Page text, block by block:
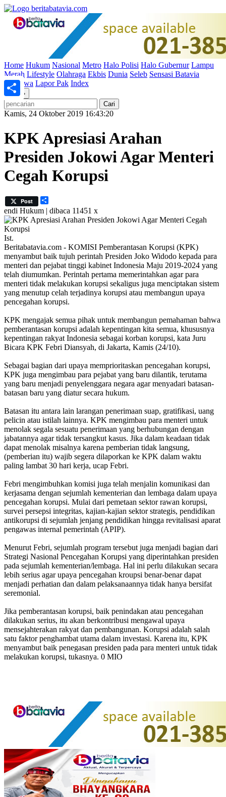
Home Hukum Nasional Metro Halo Polisi Halo Gubernur Lampu
Merah Lifestyle Olahraga Ekbis Dunia Seleb Sensasi Batavia
Peristiwa Lapor Pak Index
»
Kamis, 24 Oktober 2019 16:43:20
KPK Apresiasi Arahan
Presiden Jokowi Agar Menteri
Cegah Korupsi
Post
endi Hukum | dibaca 11451 x
Ist.
Beritabatavia.com - KOMISI Pemberantasan Korupsi (KPK)
menyambut baik tujuh perintah Presiden Joko Widodo kepada para
menteri dan pejabat tinggi kabinet Indonesia Maju 2019-2024 yang
telah diumumkan. Perintah pertama memerintahkan agar para
menteri tidak melakukan korupsi sekaligus juga menciptakan sistem
yang menutup celah terjadinya korupsi atau membangun upaya
pencegahan korupsi.
KPK mengajak semua pihak untuk membangun pemahaman bahwa
pemberantasan korupsi adalah kepentingan kita semua, khususnya
kepentingan rakyat Indonesia sebagai korban korupsi, kata Juru
Bicara KPK Febri Diansyah, di Jakarta, Kamis (24/10).
Sebagai bagian dari upaya memprioritaskan pencegahan korupsi,
KPK juga mengimbau para pejabat yang baru dilantik, terutama
yang baru menjadi penyelenggara negara agar menyadari batasan-
batasan baru yang diatur secara hukum.
Batasan itu antara lain larangan penerimaan suap, gratifikasi, uang
pelicin atau istilah lainnya. KPK mengimbau para menteri untuk
menolak segala sesuatu penerimaan yang berhubungan dengan
jabatannya agar tidak tersangkut kasus. Jika dalam keadaan tidak
dapat menolak misalnya karena pemberian tidak langsung,
(pemberian itu) wajib segera dilaporkan ke KPK dalam waktu
paling lambat 30 hari kerja, ucap Febri.
Febri mengimbuhkan komisi juga telah menjalin komunikasi dan
kerjasama dengan sejumlah kementerian dan lembaga dalam upaya
pencegahan korupsi. Mulai dari pemetaan sektor rawan korupsi,
survei persepsi integritas, kajian-kajian sektor strategis, pendidikan
antikorupsi di sejumlah jenjang pendidikan hingga revitalisasi aparat
pengawas internal pemerintah (APIP).
Menurut Febri, sejumlah program tersebut juga menjadi bagian dari
Strategi Nasional Pencegahan Korupsi yang diperintahkan presiden
pada sejumlah kementerian/lembaga. Hal ini perlu dilakukan secara
lebih serius agar upaya pencegahan kroupsi benar-benar dapat
menjadi perhatian dan dalam pelaksanaannya tidak hanya bersifat
seremonial.
Jika pemberantasan korupsi, baik penindakan atau pencegahan
dilakukan serius, itu akan berkontribusi mengawal upaya
mensejahterakan rakyat dan pembangunan. Korupsi adalah salah
satu faktor penghambat utama dalam investasi. Karena itu, KPK
menyambut baik penegasan presiden pada para menteri untuk tidak
melakukan korupsi, tukasnya. 0 MIO
Share